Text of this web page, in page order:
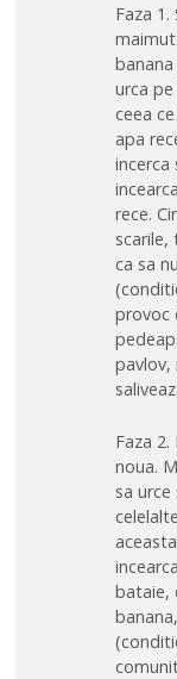
Faza
urca
ceea
apa
incerca
rece.
ca sa
provoc
pavlov,
Faza
noua.
sa
bataie,